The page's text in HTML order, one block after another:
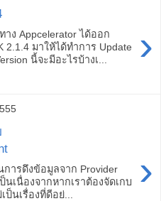
›
าง Appcelerator ได้ออก
2.1.4 มาให้ได้ทำการ Update
นี้จะมีอะไรบ้างเ...
›
ารดึงข้อมูลจาก Provider
นเนื่องจากหากเราต้องจัดเกบ
นเรื่องที่ดีอย่...